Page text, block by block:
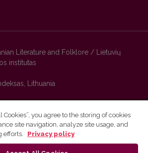
Literature and Folklore / Lietuvių
institutas
Lithuania
platform and metadata are distributed by
you agree to the storing of cookies
site navigation, analyze site usage, and
efforts.
Privacy policy